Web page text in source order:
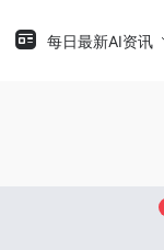
每日最新AI资讯